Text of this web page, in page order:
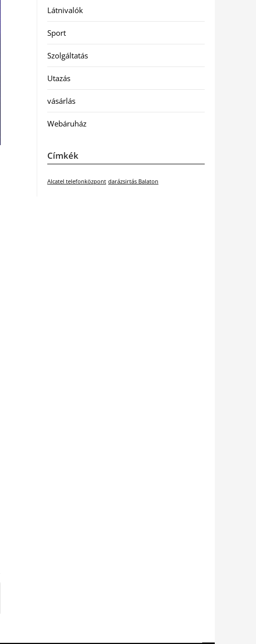
Látnivalók
Sport
Szolgáltatás
Utazás
vásárlás
Webáruház
Címkék
Alcatel telefonközpont darázsirtás Balaton